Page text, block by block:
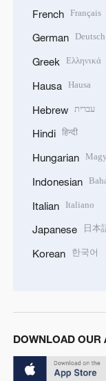
French Français
German Deutsch
Greek Ελληνικά
Hausa Hausa
Hebrew עברית
Hindi हिन्दी
Hungarian
Indonesian
Italian Italiano
Japanese 日本
Korean 한국어
DOWNLOAD OUR